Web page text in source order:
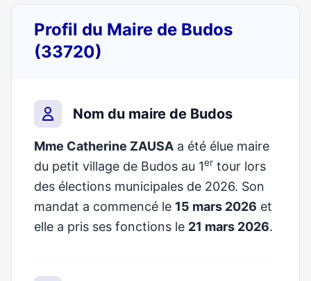
Profil du Maire de Budos
(33720)
Nom du maire de Budos
Mme Catherine ZAUSA a été élue maire
du petit village de Budos au 1er tour lors
des élections municipales de 2026. Son
mandat a commencé le 15 mars 2026 et
elle a pris ses fonctions le 21 mars 2026.